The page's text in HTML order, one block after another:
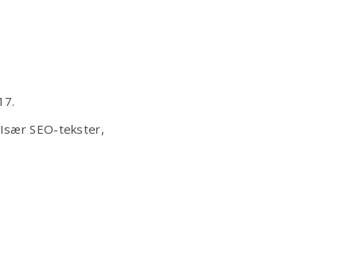
SEO-tekster,